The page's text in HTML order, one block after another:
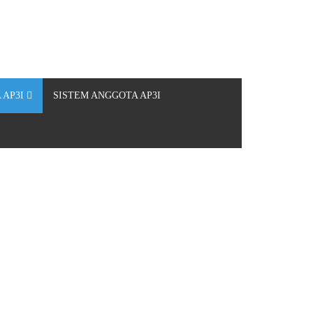
AP3I SISTEM ANGGOTA AP3I